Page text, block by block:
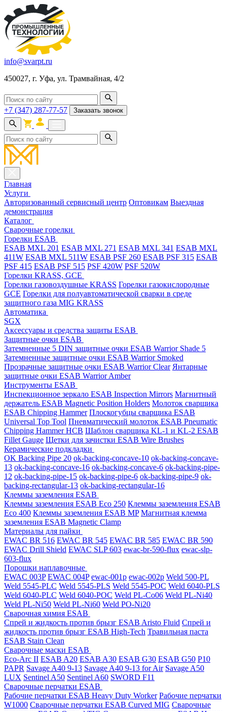
info@svarpt.ru
450027, г. Уфа, ул. Трамвайная, 4/2
+7 (347) 287-77-57 Заказать звонок
Главная
Услуги
Авторизованный сервисный центр Оптовикам Выездная
демонстрация
Каталог
Cварочные горелки
Горелки ESAB
ESAB MXL 201 ESAB MXL 271 ESAB MXL 341 ESAB MXL
411W ESAB MXL 511W ESAB PSF 260 ESAB PSF 315 ESAB
PSF 415 ESAB PSF 515 PSF 420W PSF 520W
Горелки KRASS, GCE
Горелки газовоздушные KRASS Горелки газокислородные
GCE Горелки для полуавтоматической сварки в среде
защитного газа MIG KRASS
Автоматика
SGX
Аксессуары и средства защиты ESAB
Защитные очки ESAB
Затемненные 5 DIN защитные очки ESAB Warrior Shade 5
Затемненные защитные очки ESAB Warrior Smoked
Прозрачные защитные очки ESAB Warrior Clear Янтарные
защитные очки ESAB Warrior Amber
Инструменты ESAB
Инспекционное зеркало ESAB Inspection Mirrors Магнитный
держатель ESAB Magnetic Position Holders Молоток сварщика
ESAB Chipping Hammer Плоскогубцы сварщика ESAB
Universal Top Tool Пневматический молоток ESAB Pneumatic
Chipping Hammer HCB Шаблон сварщика KL-1 и KL-2 ESAB
Fillet Gauge Щетки для зачистки ESAB Wire Brushes
Керамические подкладки
OK Backing Pipe 20 ok-backing-concave-10 ok-backing-concave-
13 ok-backing-concave-16 ok-backing-concave-6 ok-backing-pipe-
12 ok-backing-pipe-15 ok-backing-pipe-6 ok-backing-pipe-9 ok-
backing-rectangular-13 ok-backing-rectangular-16
Клеммы заземления ESAB
Клеммы заземления ESAB Eco 250 Клеммы заземления ESAB
Eco 400 Клеммы заземления ESAB MP Магнитная клемма
заземления ESAB Magnetic Clamp
Материалы для пайки
EWAC BR 516 EWAC BR 545 EWAC BR 585 EWAC BR 590
EWAC Drill Shield EWAC SLP 603 ewac-br-590-flux ewac-slp-
603-flux
Порошки наплавочные
EWAC 003P EWAC 004P ewac-001p ewac-002p Weld 500-PL
Weld 5545-PLC Weld 5545-PLS Weld 5545-POC Weld 6040-PLS
Weld 6040-PLС Weld 6040-POC Weld PL-Co06 Weld PL-Ni40
Weld PL-Ni50 Weld PL-Ni60 Weld PO-Ni20
Сварочная химия ESAB
Спрей и жидкость против брызг ESAB Aristo Fluid Спрей и
жидкость против брызг ESAB High-Tech Травильная паста
ESAB Stain Clean
Сварочные маски ESAB
Eco-Arc II ESAB A20 ESAB A30 ESAB G30 ESAB G50 P10
PAPR Savage A40 9-13 Savage A40 9-13 for Air Savage A50
LUX Sentinel A50 Sentinel A60 SWORD F11
Сварочные перчатки ESAB
Рабочие перчатки ESAB Heavy Duty Worker Рабочие перчатки
W1000 Сварочные перчатки ESAB Curved MIG Сварочные